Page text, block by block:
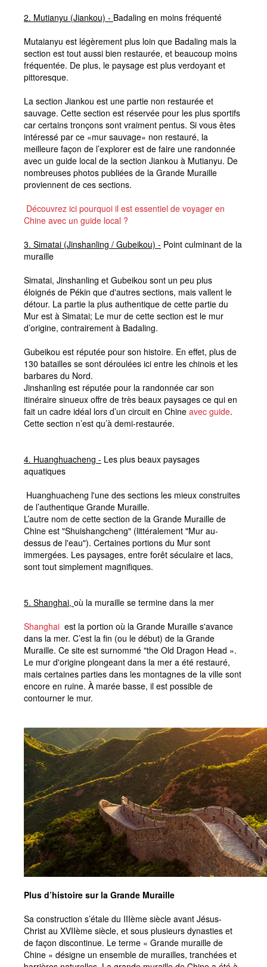
2. Mutianyu (Jiankou) - Badaling en moins fréquenté
Mutaianyu est légèrement plus loin que Badaling mais la
section est tout aussi bien restaurée, et beaucoup moins
fréquentée. De plus, le paysage est plus verdoyant et
pittoresque.
La section Jiankou est une partie non restaurée et
sauvage. Cette section est réservée pour les plus sportifs
car certains tronçons sont vraiment pentus. Si vous êtes
intéressé par ce «mur sauvage» non restauré, la
meilleure façon de l’explorer est de faire une randonnée
avec un guide local de la section Jiankou à Mutianyu. De
nombreuses photos publiées de la Grande Muraille
proviennent de ces sections.
Découvrez ici pourquoi il est essentiel de voyager en
Chine avec un guide local ?
3. Simatai (Jinshanling / Gubeikou) - Point culminant de la
muraille
Simatai, Jinshanling et Gubeikou sont un peu plus
éloignés de Pékin que d'autres sections, mais vallent le
détour. La partie la plus authentique de cette partie du
Mur est à Simatai; Le mur de cette section est le mur
d’origine, contrairement à Badaling.
Gubeikou est réputée pour son histoire. En effet, plus de
130 batailles se sont déroulées ici entre les chinois et les
barbares du Nord.
Jinshanling est réputée pour la randonnée car son
itinéraire sinueux offre de très beaux paysages ce qui en
fait un cadre idéal lors d’un circuit en Chine avec guide.
Cette section n’est qu’à demi-restaurée.
4. Huanghuacheng - Les plus beaux paysages
aquatiques
Huanghuacheng l'une des sections les mieux construites
de l’authentique Grande Muraille.
L’autre nom de cette section de la Grande Muraille de
Chine est "Shuishangcheng" (littéralement "Mur au-
dessus de l'eau"). Certaines portions du Mur sont
immergées. Les paysages, entre forêt séculaire et lacs,
sont tout simplement magnifiques.
5. Shanghai, où la muraille se termine dans la mer
Shanghai est la portion où la Grande Muraille s'avance
dans la mer. C’est la fin (ou le début) de la Grande
Muraille. Ce site est surnommé "the Old Dragon Head ».
Le mur d'origine plongeant dans la mer a été restauré,
mais certaines parties dans les montagnes de la ville sont
encore en ruine. À marée basse, il est possible de
contourner le mur.
Plus d’histoire sur la Grande Muraille
Sa construction s’étale du IIIème siècle avant Jésus-
Christ au XVIIème siècle, et sous plusieurs dynasties et
de façon discontinue. Le terme « Grande muraille de
Chine » désigne un ensemble de murailles, tranchées et